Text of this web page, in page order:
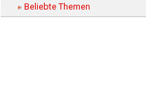
Beliebte Themen